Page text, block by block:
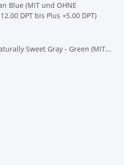
Blue (MIT und OHNE
DPT bis Plus +5.00 DPT)